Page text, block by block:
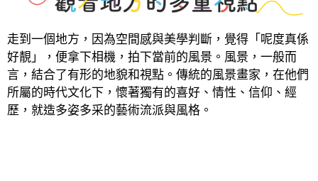
走到一個地方，因為空間感與美學判斷，覺得「呢度真係
好靚」，便拿下相機，拍下當前的風景。風景，一般而
言，結合了有形的地貌和視點。傳統的風景畫家，在他們
所屬的時代文化下，懷著獨有的喜好、情性、信仰、經
歷，就造多姿多采的藝術流派與風格。